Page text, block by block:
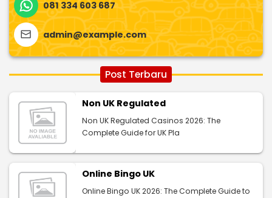
081 334 603 687
admin@example.com
Post Terbaru
Non UK Regulated
Non UK Regulated Casinos 2026: The
Complete Guide for UK Pla
Online Bingo UK
Online Bingo UK 2026: The Complete Guide to